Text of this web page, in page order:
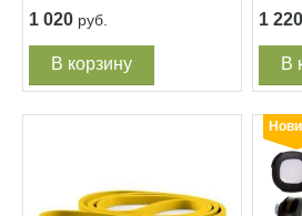
1 020 руб.
В корзину
1 220
В